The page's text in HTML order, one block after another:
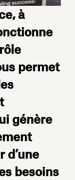
à
permet
génère
d’une
besoins